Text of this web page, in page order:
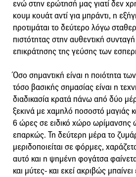
ενώ στην ερώτησή μας γιατί δεν
κουμ κουάτ αντί για μπράντι, η
προτιμάται το δεύτερο λόγω
πιστότητας στην αυθεντική
επικράτησης της γεύσης των
Όσο σημαντική είναι η ποιότητα
τόσο βασικής σημασίας είναι η
διαδικασία κρατά πάνω από δύο
ξεκινά με χαμηλό ποσοστό μαγιάς
6 ώρες σε ειδικό χώρο ωρίμανσης
επαρκώς. Τη δεύτερη μέρα το
μεριδοποιείται σε φόρμες,
αυτό και η ψημένη φογάτσα
και μύτες- και εκεί ακριβώς